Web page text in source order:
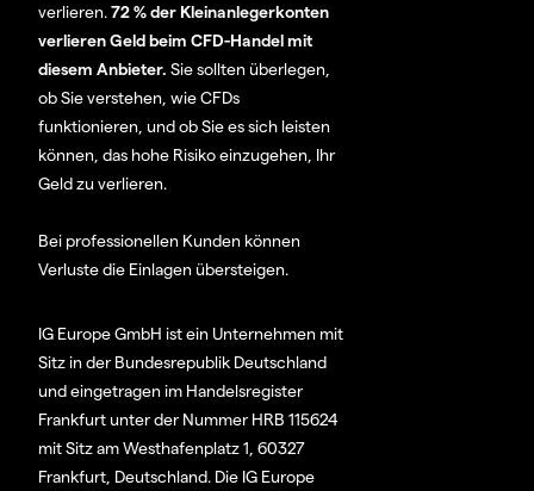
verlieren.72 % der Kleinanlegerkonten
verlieren Geld beim CFD-Handel mit
diesem Anbieter. Sie sollten überlegen,
ob Sie verstehen, wie CFDs
funktionieren, und ob Sie es sich leisten
können, das hohe Risiko einzugehen, Ihr
Geld zu verlieren.
Bei professionellen Kunden können
Verluste die Einlagen übersteigen.
IG Europe GmbH ist ein Unternehmen mit
Sitz in der Bundesrepublik Deutschland
und eingetragen im Handelsregister
Frankfurt unter der Nummer HRB 115624
mit Sitz am Westhafenplatz 1, 60327
Frankfurt, Deutschland. Die IG Europe